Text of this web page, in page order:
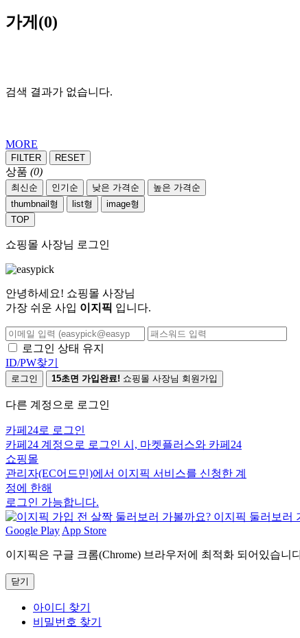
가게 (0)
검색 결과가 없습니다.
MORE
FILTER RESET
상품 (0)
최신순 인기순 낮은 가격순
높은 가격순
thumbnail형
list형
image형
TOP
쇼핑몰 사장님 로그인
안녕하세요! 쇼핑몰 사장님
가장 쉬운 사입 이지픽 입니다.
로그인 상태 유지
ID/PW찾기
로그인 15초면 가입완료! 쇼핑몰 사장님 회원가입
다른 계정으로 로그인
카페24로 로그인
카페24 계정으로 로그인 시, 마켓플러스와 카페24
쇼핑몰
관리자(EC어드민)에서 이지픽 서비스를 신청한 계
정에 한해
로그인 가능합니다.
Google Play App Store
이지픽은 구글 크롬(Chrome) 브라우저에 최적화 되어있습니
닫기
아이디 찾기
비밀번호 찾기